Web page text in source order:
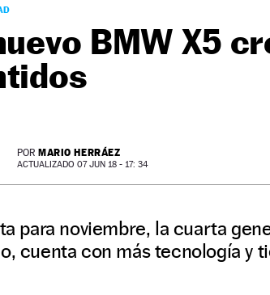
BMW X5
POR MARIO HERRÁEZ
ACTUALIZADO 07 JUN 18 - 17: 34
para noviembre, la cuarta
cuenta con más tecnología y